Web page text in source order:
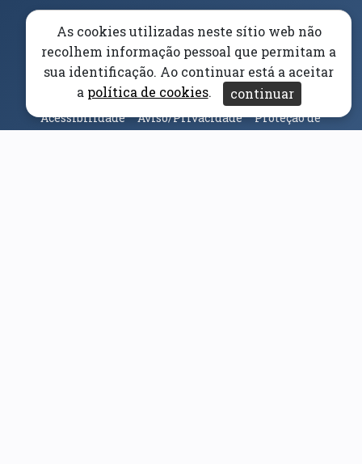
Elogios, Sugestões e Reclamações Livro Amarelo
Canal Denúncia(abre em nova janela)
Acessibilidade Aviso/Privacidade
Proteção de
Dados
As cookies utilizadas neste sítio web não
recolhem informação pessoal que permitam a
sua identificação. Ao continuar está a aceitar
a política de cookies. continuar